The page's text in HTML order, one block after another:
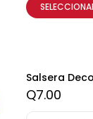
Salsera
Q7.00